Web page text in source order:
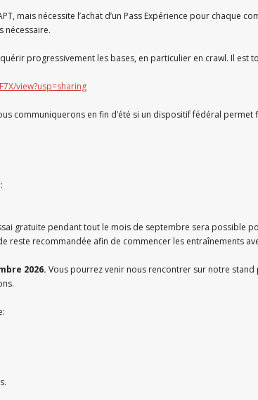
mais nécessite l’achat d’un Pass Expérience pour chaque
nécessaire.
progressivement les bases, en particulier en crawl. Il est
view?usp=sharing
communiquerons en fin d’été si un dispositif fédéral permet
gratuite pendant tout le mois de septembre sera possible
reste recommandée afin de commencer les entraînements
2026. Vous pourrez venir nous rencontrer sur notre stand